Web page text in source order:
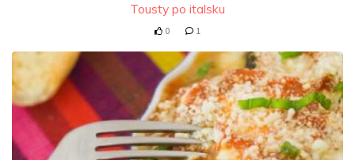
Tousty po italsku
0 1